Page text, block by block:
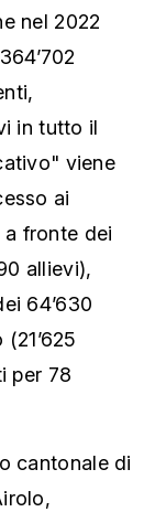
nel 2022
in tutto il
viene
ai
a fronte dei
allievi),
64’630
per 78
cantonale di